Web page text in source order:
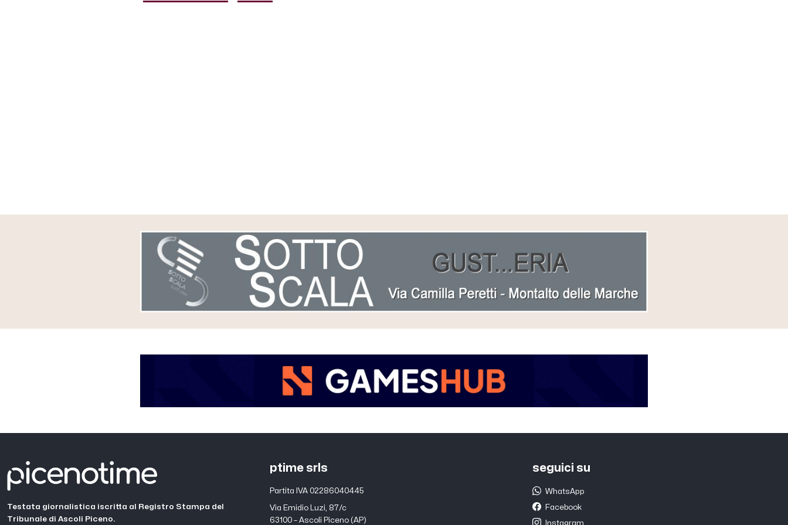
Testata giornalistica iscritta al Registro Stampa del
Tribunale di Ascoli Piceno.
ptime srls
Partita IVA 02286040445
Via Emidio Luzi, 87/c
63100 – Ascoli Piceno (AP)
seguici su
WhatsApp
Facebook
Instagram